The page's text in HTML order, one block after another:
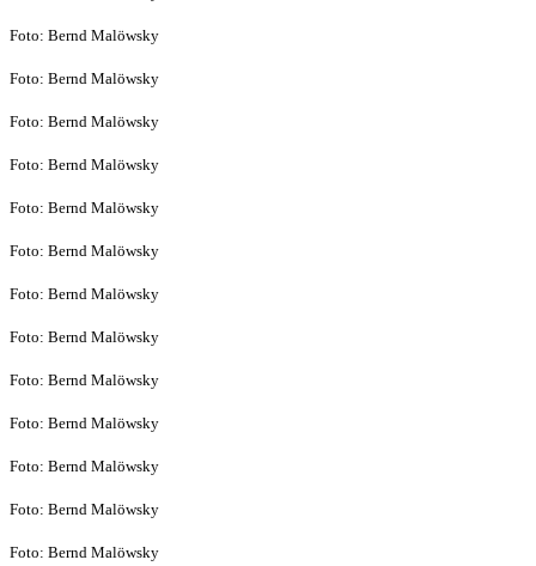
Foto: Bernd Malöwsky
Foto: Bernd Malöwsky
Foto: Bernd Malöwsky
Foto: Bernd Malöwsky
Foto: Bernd Malöwsky
Foto: Bernd Malöwsky
Foto: Bernd Malöwsky
Foto: Bernd Malöwsky
Foto: Bernd Malöwsky
Foto: Bernd Malöwsky
Foto: Bernd Malöwsky
Foto: Bernd Malöwsky
Foto: Bernd Malöwsky